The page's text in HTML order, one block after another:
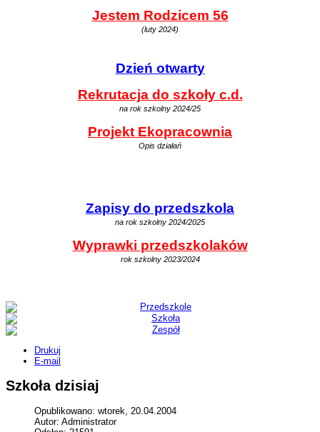
Jestem Rodzicem 56
(luty 2024)
Dzień otwarty
Rekrutacja do szkoły c.d.
na rok szkolny 2024/25
Projekt Ekopracownia
Opis działań
Zapisy do przedszkola
na rok szkolny 2024/2025
Wyprawki przedszkolaków
rok szkolny 2023/2024
Drukuj
E-mail
Szkoła dzisiaj
Opublikowano: wtorek, 20.04.2004
Autor: Administrator